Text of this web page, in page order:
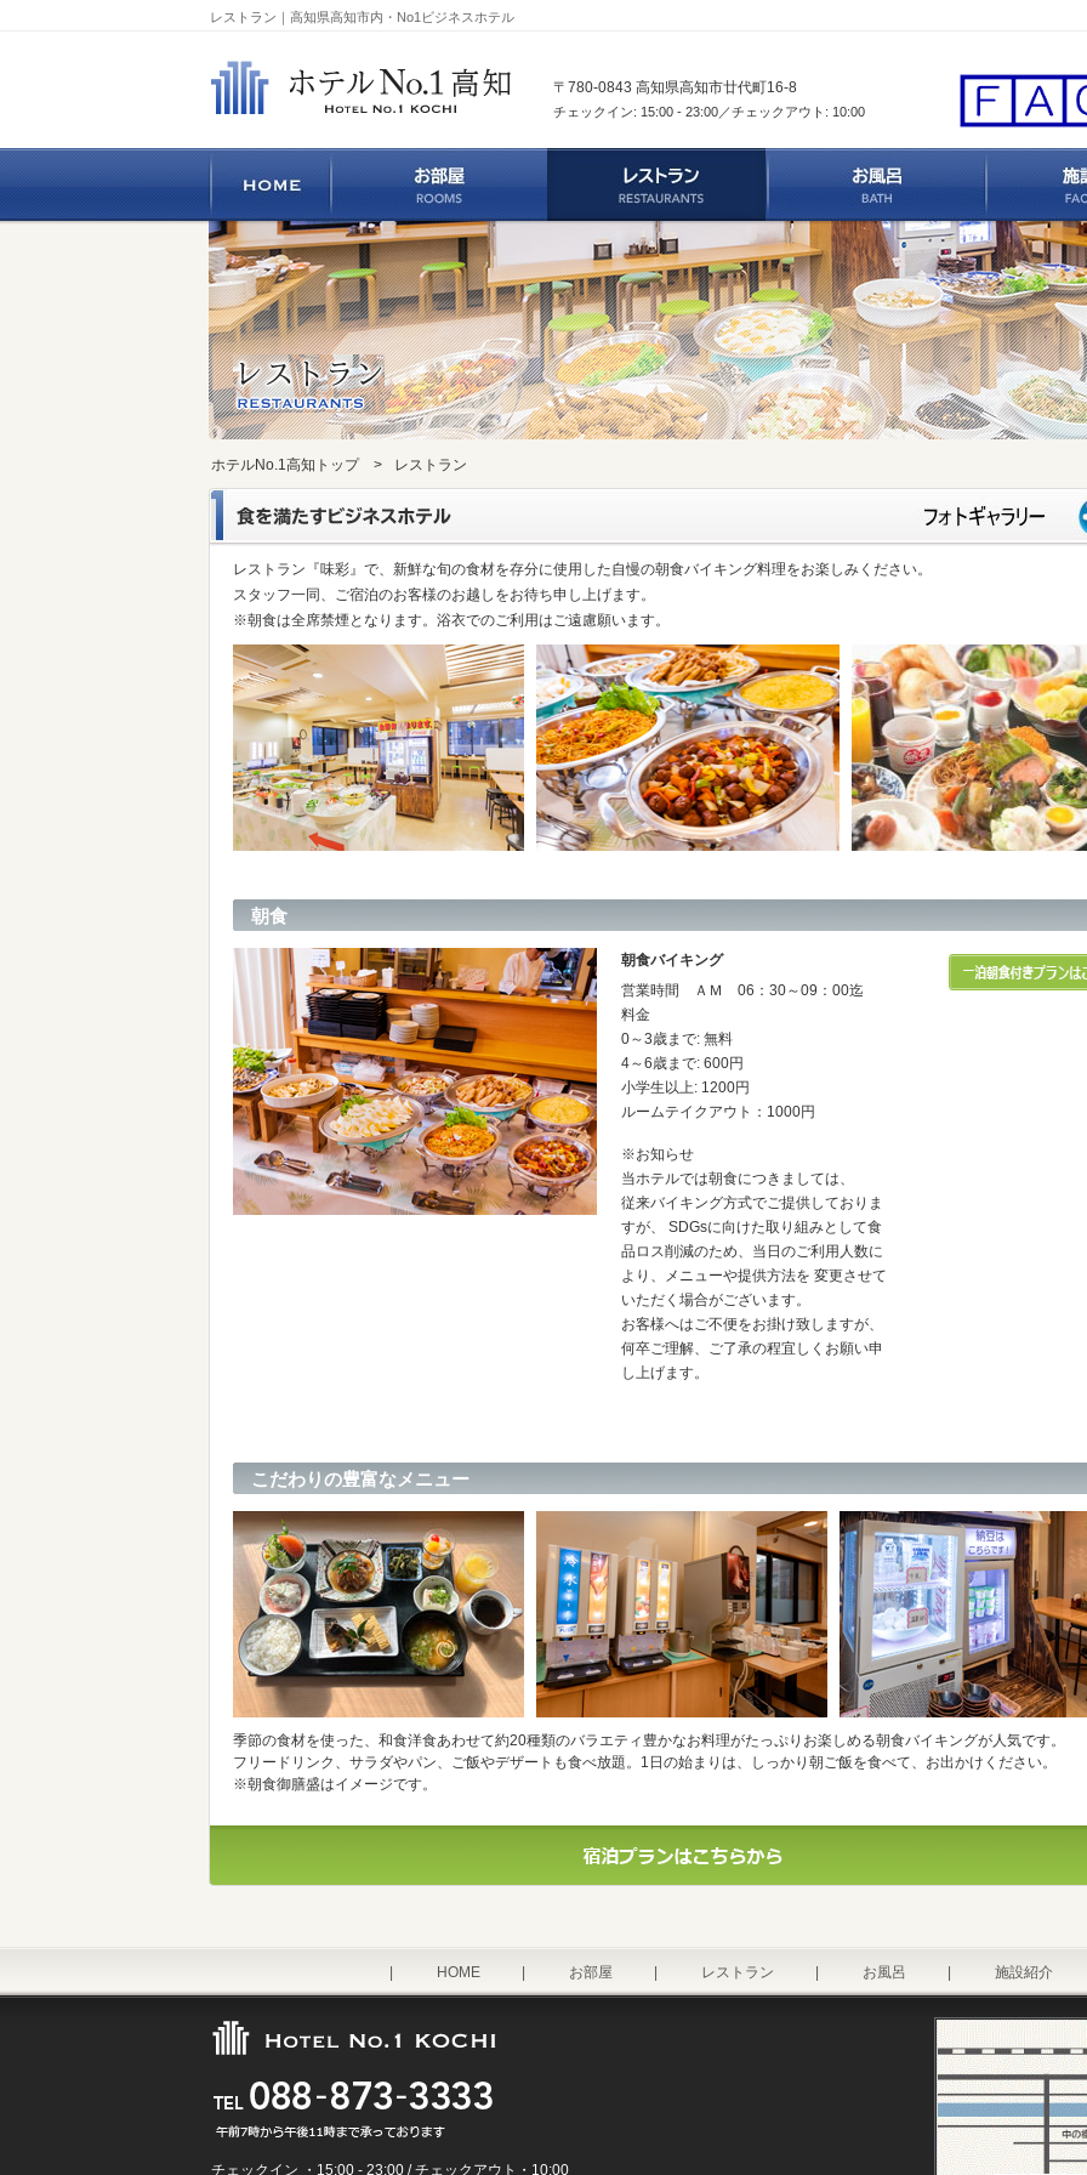
レストラン｜高知県高知市内・No1ビジネスホテル
〒780-0843 高知県高知市廿代町16-8
チェックイン: 15:00 - 23:00／チェックアウト: 10:00
ホテルNo.1高知トップ > レストラン
レストラン『味彩』で、新鮮な旬の食材を存分に使用した自慢の朝食バイキング料理をお楽しみください。
スタッフ一同、ご宿泊のお客様のお越しをお待ち申し上げます。
※朝食は全席禁煙となります。浴衣でのご利用はご遠慮願います。
朝食
朝食バイキング
営業時間 ＡＭ 06：30～09：00迄
料金
0～3歳まで: 無料
4～6歳まで: 600円
小学生以上: 1200円
ルームテイクアウト：1000円
※お知らせ
当ホテルでは朝食につきましては、
従来バイキング方式でご提供しておりま
すが、 SDGsに向けた取り組みとして食
品ロス削減のため、当日のご利用人数に
より、メニューや提供方法を 変更させて
いただく場合がございます。
お客様へはご不便をお掛け致しますが、
何卒ご理解、ご了承の程宜しくお願い申
し上げます。
こだわりの豊富なメニュー
季節の食材を使った、和食洋食あわせて約20種類のバラエティ豊かなお料理がたっぷりお楽しめる朝食バイキングが人気です。
フリードリンク、サラダやパン、ご飯やデザートも食べ放題。1日の始まりは、しっかり朝ご飯を食べて、お出かけください。
※朝食御膳盛はイメージです。
HOME お部屋 レストラン お風呂 施設紹介
チェックイン ・15:00 - 23:00 / チェックアウト・10:00